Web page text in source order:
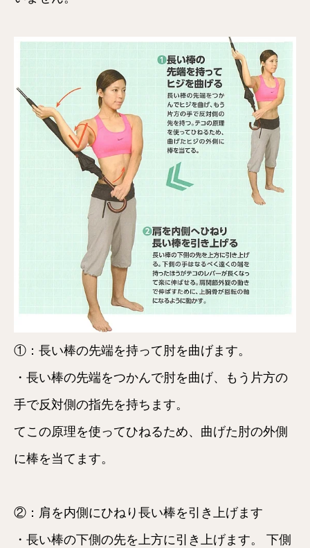
①：長い棒の先端を持って肘を曲げます。
・長い棒の先端をつかんで肘を曲げ、もう片方の
手で反対側の指先を持ちます。
てこの原理を使ってひねるため、曲げた肘の外側
に棒を当てます。
②：肩を内側にひねり長い棒を引き上げます
・長い棒の下側の先を上方に引き上げます。 下側